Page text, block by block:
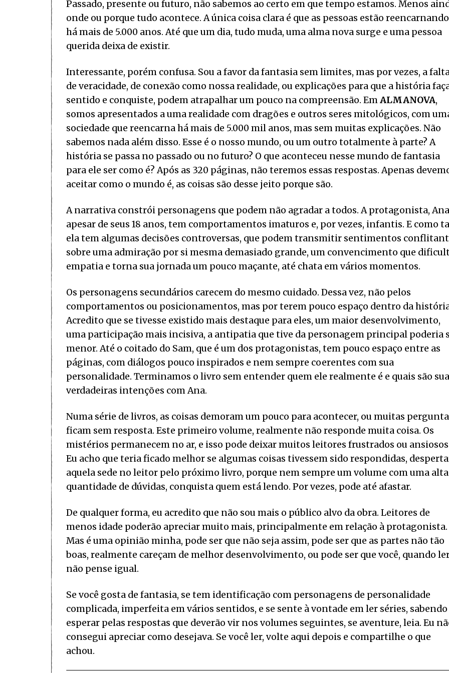
Passado, presente ou futuro, não sabemos ao certo em que tempo estamos. Menos
onde ou porque tudo acontece. A única coisa clara é que as pessoas estão reencarnando
há mais de 5.000 anos. Até que um dia, tudo muda, uma alma nova surge e uma pessoa
querida deixa de existir.
Interessante, porém confusa. Sou a favor da fantasia sem limites, mas por vezes, a
de veracidade, de conexão como nossa realidade, ou explicações para que a história
sentido e conquiste, podem atrapalhar um pouco na compreensão. EmALMANOVA,
somos apresentados a uma realidade com dragões e outros seres mitológicos, com
sociedade que reencarna há mais de 5.000 mil anos, mas sem muitas explicações. Não
sabemos nada além disso. Esse é o nosso mundo, ou um outro totalmente à parte? A
história se passa no passado ou no futuro? O que aconteceu nesse mundo de fantasia
para ele ser como é? Após as 320 páginas, não teremos essas respostas. Apenas
aceitar como o mundo é, as coisas são desse jeito porque são.
A narrativa constrói personagens que podem não agradar a todos. A protagonista,
apesar de seus 18 anos, tem comportamentos imaturos e, por vezes, infantis. E como
ela tem algumas decisões controversas, que podem transmitir sentimentos
sobre uma admiração por si mesma demasiado grande, um convencimento que
empatia e torna sua jornada um pouco maçante, até chata em vários momentos.
Os personagens secundários carecem do mesmo cuidado. Dessa vez, não pelos
comportamentos ou posicionamentos, mas por terem pouco espaço dentro da
Acredito que se tivesse existido mais destaque para eles, um maior desenvolvimento,
uma participação mais incisiva, a antipatia que tive da personagem principal poderia
menor. Até o coitado do Sam, que é um dos protagonistas, tem pouco espaço entre as
páginas, com diálogos pouco inspirados e nem sempre coerentes com sua
personalidade. Terminamos o livro sem entender quem ele realmente é e quais são
verdadeiras intenções com Ana.
Numa série de livros, as coisas demoram um pouco para acontecer, ou muitas
ficam sem resposta. Este primeiro volume, realmente não responde muita coisa. Os
mistérios permanecem no ar, e isso pode deixar muitos leitores frustrados ou
Eu acho que teria ficado melhor se algumas coisas tivessem sido respondidas,
aquela sede no leitor pelo próximo livro, porque nem sempre um volume com uma alta
quantidade de dúvidas, conquista quem está lendo. Por vezes, pode até afastar.
De qualquer forma, eu acredito que não sou mais o público alvo da obra. Leitores de
menos idade poderão apreciar muito mais, principalmente em relação à protagonista.
Mas é uma opinião minha, pode ser que não seja assim, pode ser que as partes não tão
boas, realmente careçam de melhor desenvolvimento, ou pode ser que você, quando
não pense igual.
Se você gosta de fantasia, se tem identificação com personagens de personalidade
complicada, imperfeita em vários sentidos, e se sente à vontade em ler séries, sabendo
esperar pelas respostas que deverão vir nos volumes seguintes, se aventure, leia. Eu
consegui apreciar como desejava. Se você ler, volte aqui depois e compartilhe o que
achou.